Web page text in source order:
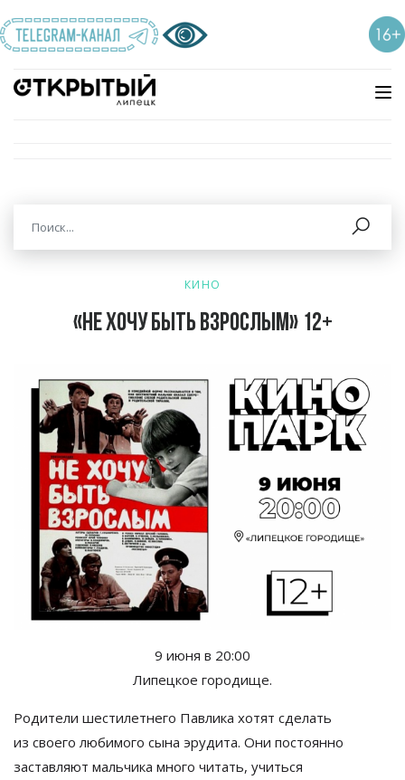
КИНО
«Не хочу быть взрослым» 12+
9 июня в 20:00
Липецкое городище.
Родители шестилетнего Павлика хотят сделать
из своего любимого сына эрудита. Они постоянно
заставляют мальчика много читать, учиться